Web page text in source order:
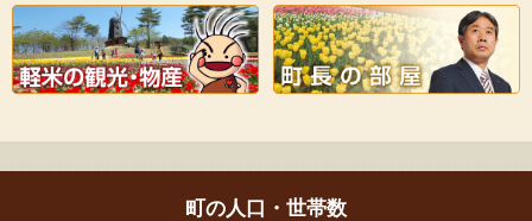
町の人口・世帯数